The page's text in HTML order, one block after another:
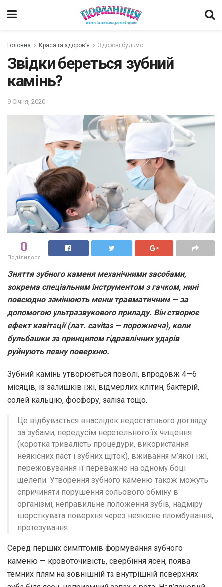
Головна Краса та здоров’я Здорові будьмо
Звідки береться зубний
камінь?
9 Січня, 2020
0
Поділилося
Зняття зубного каменя механічними засобами,
зокрема спеціальним інструментом з гачком, нині
повсюдно замінюють менш травматичним — за
допомогою ультразвукового приладу. Він створює
ефект кавітації (лат. cavitas — порожнеча), коли
бульбашки за принципом гідравлічних ударів
руйнують певну поверхню.
Зубний камінь утворюється поволі, впродовж 4—6
місяців, із залишків їжі, відмерлих клітин, бактерій,
солей кальцію, фосфору, заліза тощо.
Це відбувається внаслідок недостатнього догляду
за зубами, передусім неретельного їх чищення
(коротка тривалість процедури, використання
неякісних паст і зубних щіток), вживання м’якої їжі,
пережовування її переважно на одному боці
щелепи. Утворення зубного каменю також можуть
спричиняти порушення сольового обміну в
організмі, неправильне положення зубів, надміру
шорсткувата поверхня через неякісне пломбування,
протезування.
Серед перших симптомів формування зубного
каменю — кровоточивість, свербіння ясен, поява
темних плям на зовнішній та внутрішній поверхнях